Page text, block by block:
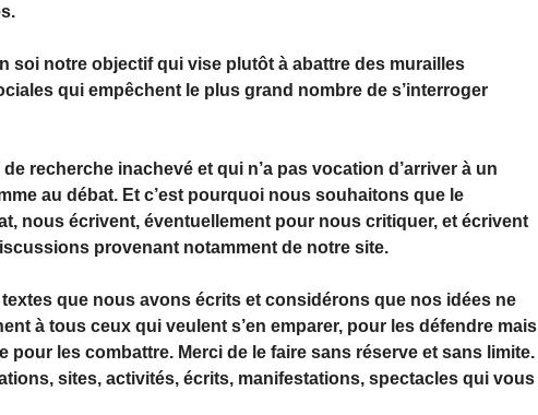
soi notre objectif qui vise plutôt à abattre des murailles
qui empêchent le plus grand nombre de s’interroger
recherche inachevé et qui n’a pas vocation d’arriver à un
au débat. Et c’est pourquoi nous souhaitons que le
nous écrivent, éventuellement pour nous critiquer, et écrivent
provenant notamment de notre site.
que nous avons écrits et considérons que nos idées ne
à tous ceux qui veulent s’en emparer, pour les défendre mais
les combattre. Merci de le faire sans réserve et sans limite.
sites, activités, écrits, manifestations, spectacles qui vous